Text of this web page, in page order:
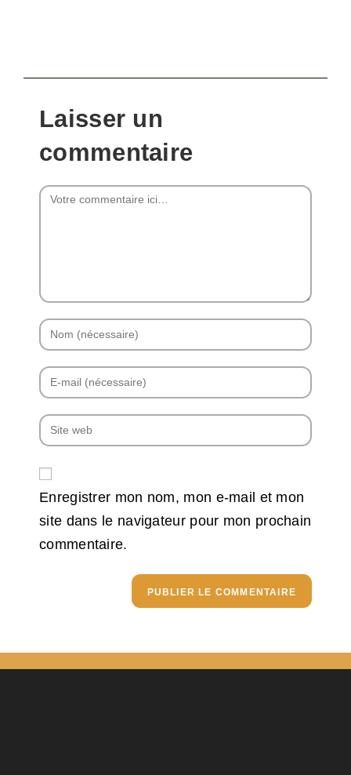
Laisser un
commentaire
Enregistrer mon nom, mon e-mail et mon
site dans le navigateur pour mon prochain
commentaire.